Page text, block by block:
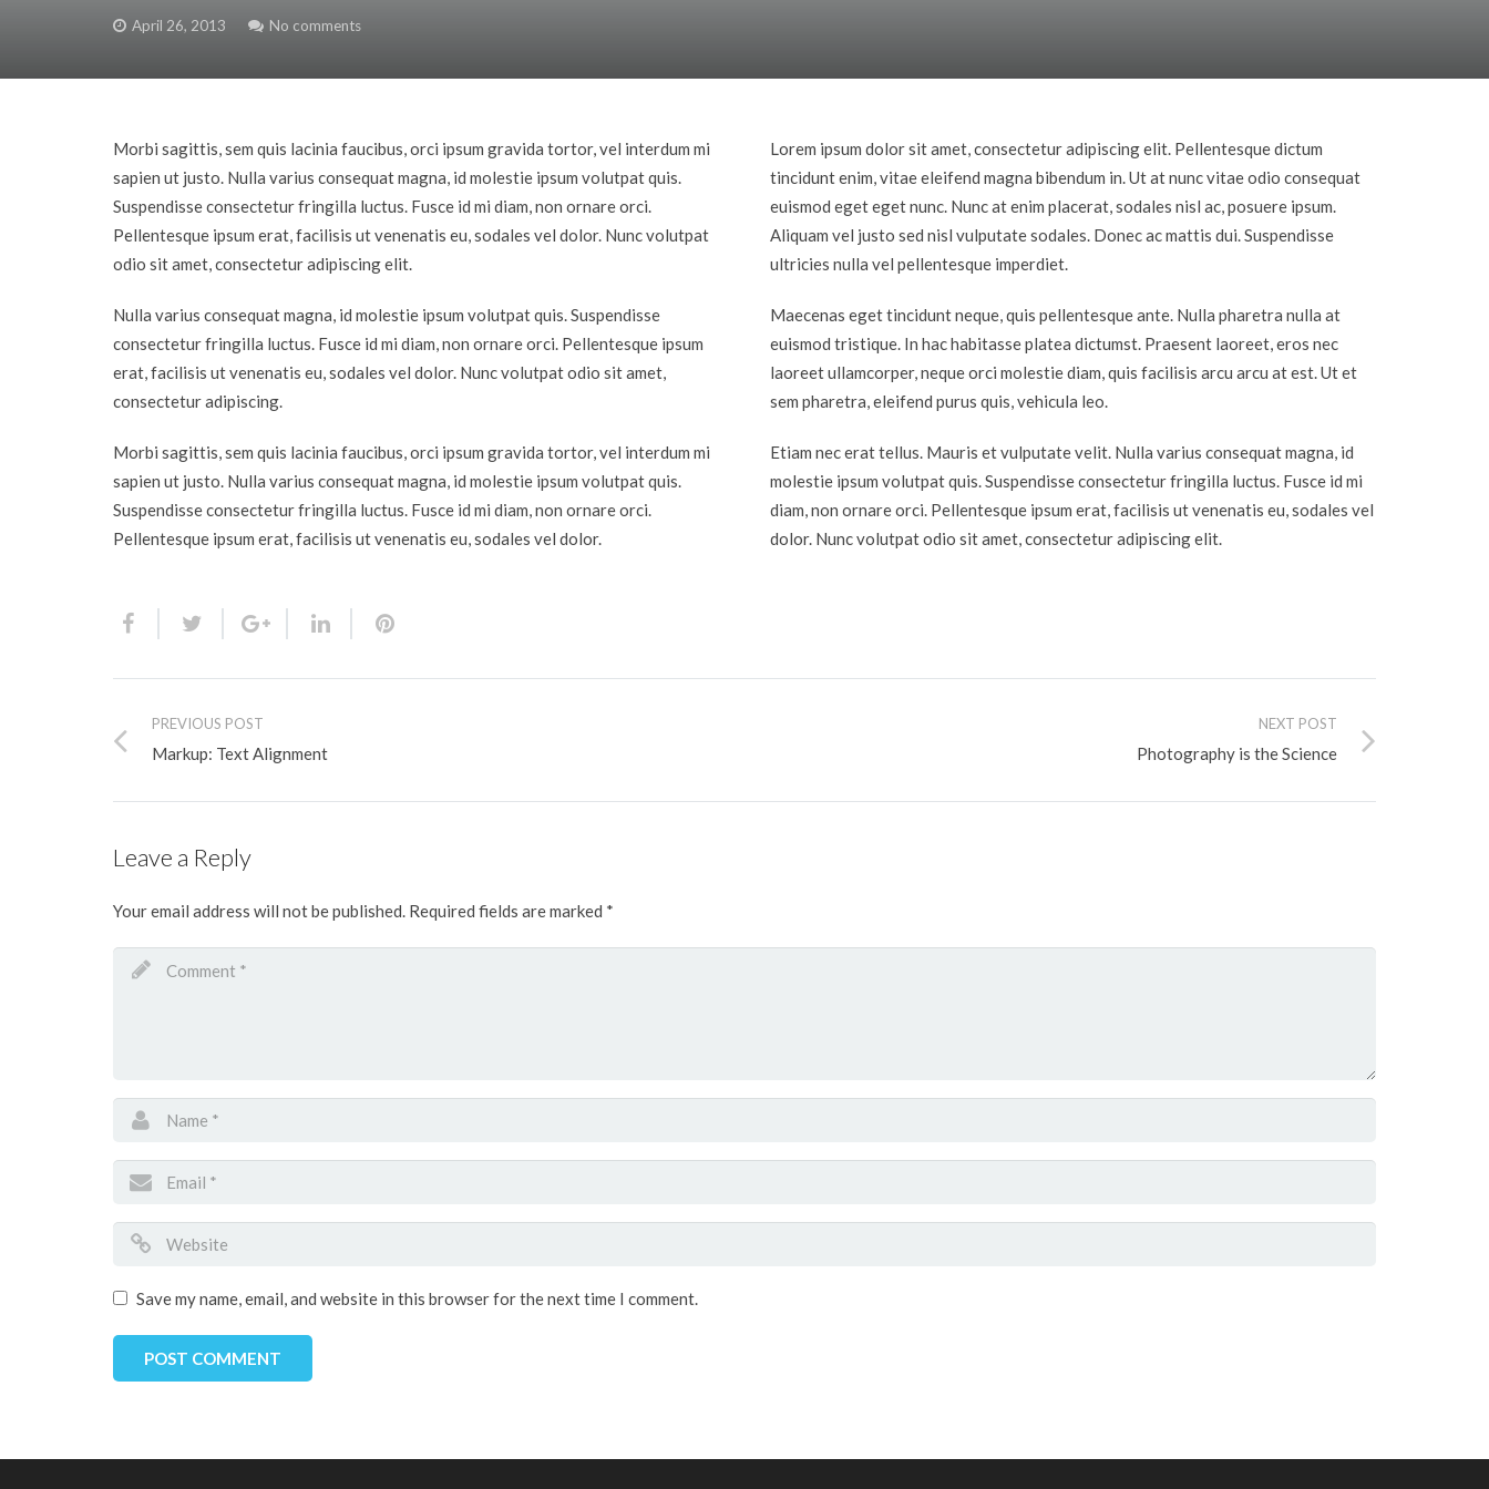
April 26, 2013 No comments
Morbi sagittis, sem quis lacinia faucibus, orci ipsum gravida tortor, vel interdum mi
sapien ut justo. Nulla varius consequat magna, id molestie ipsum volutpat quis.
Suspendisse consectetur fringilla luctus. Fusce id mi diam, non ornare orci.
Pellentesque ipsum erat, facilisis ut venenatis eu, sodales vel dolor. Nunc volutpat
odio sit amet, consectetur adipiscing elit.
Nulla varius consequat magna, id molestie ipsum volutpat quis. Suspendisse
consectetur fringilla luctus. Fusce id mi diam, non ornare orci. Pellentesque ipsum
erat, facilisis ut venenatis eu, sodales vel dolor. Nunc volutpat odio sit amet,
consectetur adipiscing.
Morbi sagittis, sem quis lacinia faucibus, orci ipsum gravida tortor, vel interdum mi
sapien ut justo. Nulla varius consequat magna, id molestie ipsum volutpat quis.
Suspendisse consectetur fringilla luctus. Fusce id mi diam, non ornare orci.
Pellentesque ipsum erat, facilisis ut venenatis eu, sodales vel dolor.
Lorem ipsum dolor sit amet, consectetur adipiscing elit. Pellentesque dictum
tincidunt enim, vitae eleifend magna bibendum in. Ut at nunc vitae odio consequat
euismod eget eget nunc. Nunc at enim placerat, sodales nisl ac, posuere ipsum.
Aliquam vel justo sed nisl vulputate sodales. Donec ac mattis dui. Suspendisse
ultricies nulla vel pellentesque imperdiet.
Maecenas eget tincidunt neque, quis pellentesque ante. Nulla pharetra nulla at
euismod tristique. In hac habitasse platea dictumst. Praesent laoreet, eros nec
laoreet ullamcorper, neque orci molestie diam, quis facilisis arcu arcu at est. Ut et
sem pharetra, eleifend purus quis, vehicula leo.
Etiam nec erat tellus. Mauris et vulputate velit. Nulla varius consequat magna, id
molestie ipsum volutpat quis. Suspendisse consectetur fringilla luctus. Fusce id mi
diam, non ornare orci. Pellentesque ipsum erat, facilisis ut venenatis eu, sodales vel
dolor. Nunc volutpat odio sit amet, consectetur adipiscing elit.
PREVIOUS POST
Markup: Text Alignment
NEXT POST
Photography is the Science
Leave a Reply
Your email address will not be published. Required fields are marked *
Save my name, email, and website in this browser for the next time I comment.